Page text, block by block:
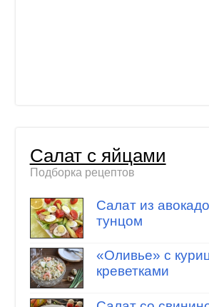
Салат с яйцами
Подборка рецептов
Салат из
тунцом
«Оливье» с
креветками